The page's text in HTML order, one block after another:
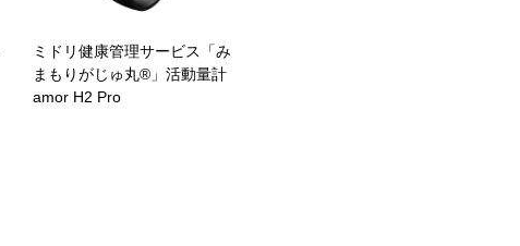
ミドリ健康管理サービス「み
まもりがじゅ丸®」活動量計
amor H2 Pro